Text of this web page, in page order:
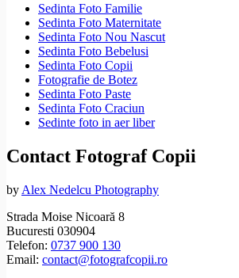
Sedinta Foto Familie
Sedinta Foto Maternitate
Sedinta Foto Nou Nascut
Sedinta Foto Bebelusi
Sedinta Foto Copii
Fotografie de Botez
Sedinta Foto Paste
Sedinta Foto Craciun
Sedinte foto in aer liber
Contact Fotograf Copii
by Alex Nedelcu Photography
Strada Moise Nicoară 8
Bucuresti 030904
Telefon: 0737 900 130
Email: contact@fotografcopii.ro